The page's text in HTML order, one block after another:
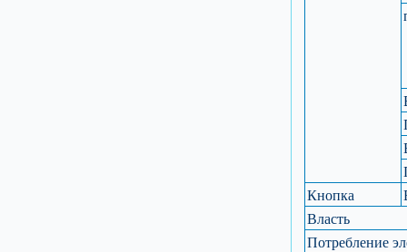
Кнопка
Власть
Потребление